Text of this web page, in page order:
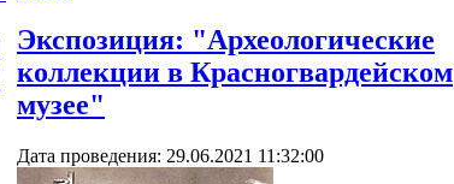
Экспозиция: "Археологические
коллекции в Красногвардейском
музее"
Дата проведения: 29.06.2021 11:32:00